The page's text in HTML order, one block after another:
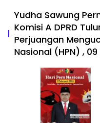
Yudha Sawung
Komisi A DPRD
Perjuangan
Nasional (HPN) ,